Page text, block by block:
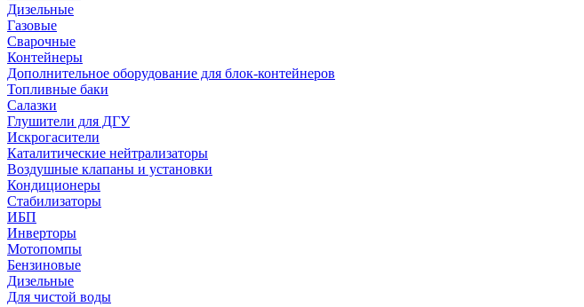
Дизельные
Газовые
Сварочные
Контейнеры
Дополнительное оборудование для блок-контейнеров
Топливные баки
Салазки
Глушители для ДГУ
Искрогасители
Каталитические нейтрализаторы
Воздушные клапаны и установки
Кондиционеры
Стабилизаторы
ИБП
Инверторы
Мотопомпы
Бензиновые
Дизельные
Для чистой воды